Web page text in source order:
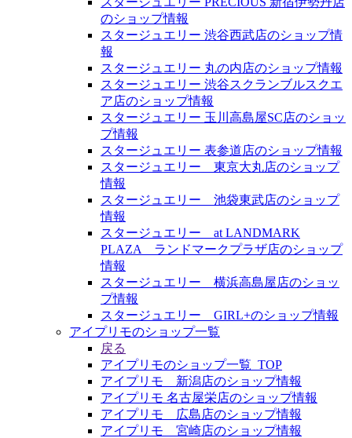
のショップ情報
スタージュエリー 渋谷西武店のショップ情
報
スタージュエリー 丸の内店のショップ情報
スタージュエリー 渋谷スクランブルスクエ
ア店のショップ情報
スタージュエリー 玉川高島屋SC店のショッ
プ情報
スタージュエリー 表参道店のショップ情報
スタージュエリー 東京大丸店のショップ
情報
スタージュエリー 池袋東武店のショップ
情報
スタージュエリー at LANDMARK
PLAZA ランドマークプラザ店のショップ
情報
スタージュエリー 横浜高島屋店のショッ
プ情報
スタージュエリー GIRL+のショップ情報
アイプリモのショップ一覧
戻る
アイプリモのショップ一覧_TOP
アイプリモ 新潟店のショップ情報
アイプリモ 名古屋栄店のショップ情報
アイプリモ 広島店のショップ情報
アイプリモ 宮崎店のショップ情報